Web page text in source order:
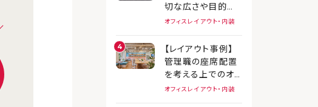
切な広さや目的別
のレイアウト例を解
オフィスレイアウト・内装
【レイアウト事例】
管理職の座席配置
を考える上でのオ
フィスレイアウトの
オフィスレイアウト・内装